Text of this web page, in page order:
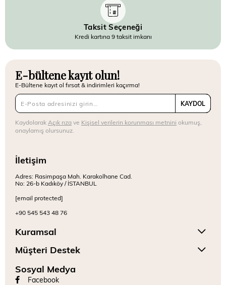
Taksit Seçeneği
Kredi kartına 9 taksit imkanı
E-bültene kayıt olun!
E-Bültene kayıt ol fırsat & indirimleri kaçırma!
KAYDOL
Kaydolarak Açık rızave Kişisel verilerin korunması metnini okumuş,
onaylamış olursunuz.
İletişim
Adres: Rasimpaşa Mah. Karakolhane Cad.
No: 26-b Kadıköy / İSTANBUL
[email protected]
+90 545 543 48 76
Kuramsal
Müşteri Destek
Sosyal Medya
Facebook